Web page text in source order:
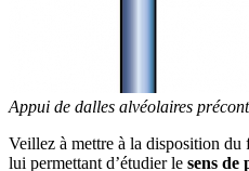
Appui de dalles alvéolaires
Veillez à mettre à la disposition
lui permettant d’étudier le sens de